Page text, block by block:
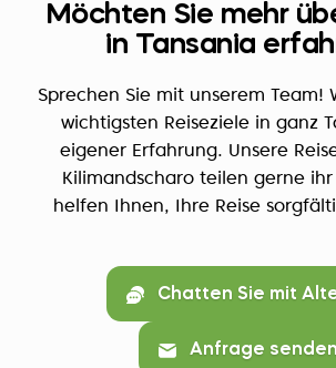
Möchten Sie mehr
in Tansania
Sprechen Sie mit unserem Team!
wichtigsten Reiseziele in ganz
eigener Erfahrung. Unsere
Kilimandscharo teilen gerne ihr
helfen Ihnen, Ihre Reise
Chatten Sie mit
Anfrage senden